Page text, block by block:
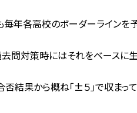
毎年各高校のボーダーラインを
去問対策時にはそれをベースに
否結果から概ね「±５」で収まっ